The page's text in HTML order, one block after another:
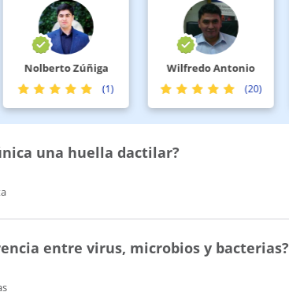
Nolberto Zúñiga
(1)
Wilfredo Antonio
(20)
una huella dactilar?
entre virus, microbios y bacterias?